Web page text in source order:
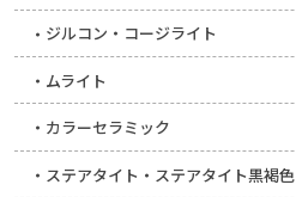
ジルコン・コージライト
ムライト
カラーセラミック
ステアタイト・ステアタイト黒褐色